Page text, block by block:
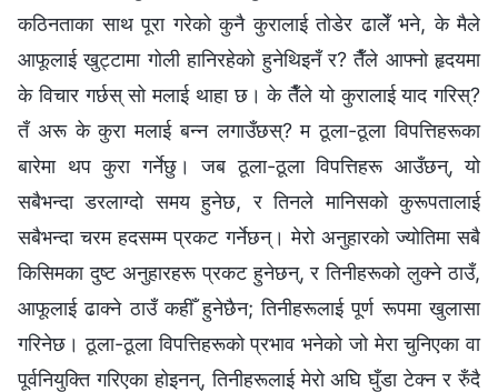
कठिनताका साथ पूरा गरेको कुनै कुरालाई तोडेर ढालेँ भने, के मैले
आफूलाई खुट्टामा गोली हानिरहेको हुनेथिइनँ र? तैँले आफ्‍नो हृदयमा
के विचार गर्छस् सो मलाई थाहा छ। के तैँले यो कुरालाई याद गरिस्?
तँ अरू के कुरा मलाई बन्‍न लगाउँछस्? म ठूला-ठूला विपत्तिहरूका
बारेमा थप कुरा गर्नेछु। जब ठूला-ठूला विपत्तिहरू आउँछन्, यो
सबैभन्दा डरलाग्दो समय हुनेछ, र तिनले मानिसको कुरूपतालाई
सबैभन्दा चरम हदसम्‍म प्रकट गर्नेछन्। मेरो अनुहारको ज्योतिमा सबै
किसिमका दुष्ट अनुहारहरू प्रकट हुनेछन्, र तिनीहरूको लुक्‍ने ठाउँ,
आफूलाई ढाक्‍ने ठाउँ कहीँ हुनेछैन; तिनीहरूलाई पूर्ण रूपमा खुलासा
गरिनेछ। ठूला-ठूला विपत्तिहरूको प्रभाव भनेको जो मेरा चुनिएका वा
पूर्वनियुक्ति गरिएका होइनन्, तिनीहरूलाई मेरो अघि घुँडा टेक्‍न र रुँदै